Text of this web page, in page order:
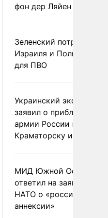
фон дер Ляйен
Зеленский потребовал
Израиля и Польши
для ПВО
Украинский эксперт
заявил о приближении
армии России к
Краматорску и
МИД Южной Осетии
ответил на заявления
НАТО о «российской
аннексии»